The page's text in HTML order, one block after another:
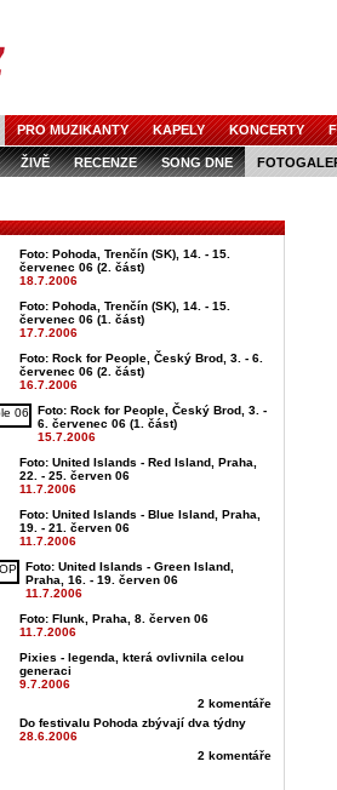
PRO MUZIKANTY KAPELY KONCERTY
ŽIVĚ RECENZE SONG DNE
Foto: Pohoda, Trenčín (SK), 14. - 15.
červenec 06 (2. část)
18.7.2006
Foto: Pohoda, Trenčín (SK), 14. - 15.
červenec 06 (1. část)
17.7.2006
Foto: Rock for People, Český Brod, 3. - 6.
červenec 06 (2. část)
16.7.2006
Foto: Rock for People, Český Brod, 3. -
6. červenec 06 (1. část)
15.7.2006
Foto: United Islands - Red Island, Praha,
22. - 25. červen 06
11.7.2006
Foto: United Islands - Blue Island, Praha,
19. - 21. červen 06
11.7.2006
Foto: United Islands - Green Island,
Praha, 16. - 19. červen 06
11.7.2006
Foto: Flunk, Praha, 8. červen 06
11.7.2006
Pixies - legenda, která ovlivnila celou
generaci
9.7.2006
2 komentáře
Do festivalu Pohoda zbývají dva týdny
28.6.2006
2 komentáře